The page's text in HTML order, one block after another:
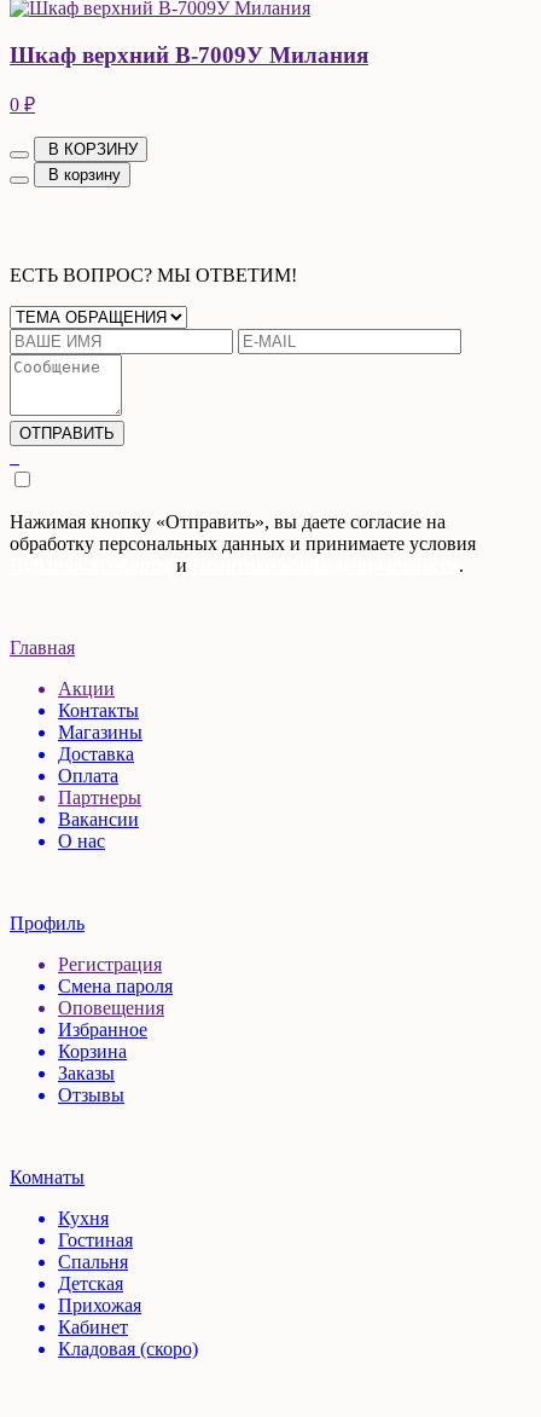
Шкаф верхний В-7009У Милания
0 ₽
В КОРЗИНУ
В корзину
ЕСТЬ ВОПРОС? МЫ ОТВЕТИМ!
Нажимая кнопку «Отправить», вы даете согласие на
обработку персональных данных и принимаете условия
и .
Главная
Акции
Контакты
Магазины
Доставка
Оплата
Партнеры
Вакансии
О нас
Профиль
Регистрация
Смена пароля
Оповещения
Избранное
Корзина
Заказы
Отзывы
Комнаты
Кухня
Гостиная
Спальня
Детская
Прихожая
Кабинет
Кладовая (скоро)